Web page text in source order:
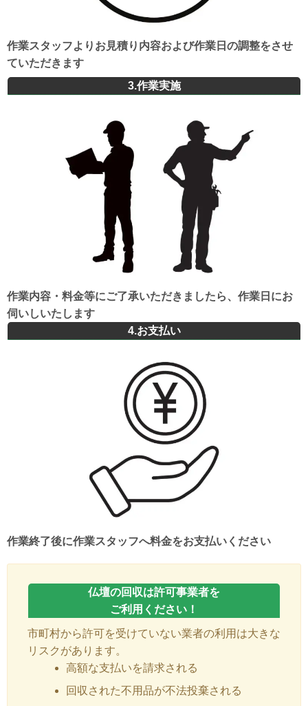
作業スタッフよりお見積り内容および作業日の調整をさせ
ていただきます
3.作業実施
作業内容・料金等にご了承いただきましたら、作業日にお
伺いしいたします
4.お支払い
作業終了後に作業スタッフへ料金をお支払いください
仏壇の回収は許可事業者を
ご利用ください！
市町村から許可を受けていない業者の利用は大きな
リスクがあります。
高額な支払いを請求される
回収された不用品が不法投棄される